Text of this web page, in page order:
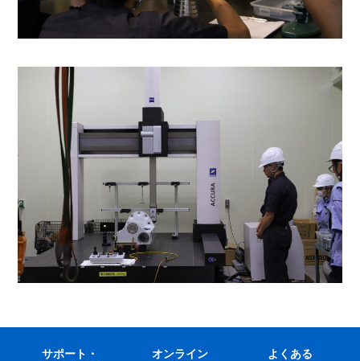
サポート・
オンライン
よくある